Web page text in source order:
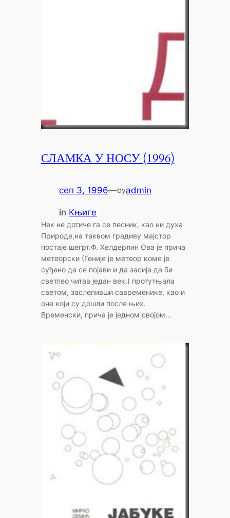
СЛАМКА У НОСУ (1996)
сеп 3, 1996—byadmin
in Књиге
Нек не дотиче га се песник, као ни духа
Природе,на таквом градиву мајстор
постаје шегрт.Ф. Хелдерлин Ова је прича
метеорски (Геније је метеор коме је
суђено да се појави и да засија да би
светлео читав један век.) протутњала
светом, заслепивши савременике, као и
оне који су дошли после њих.
Временски, прича је једном својом…